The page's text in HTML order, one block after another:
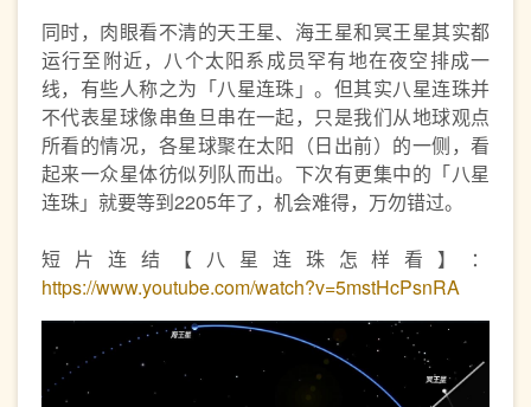
同时，肉眼看不清的天王星、海王星和冥王星其实都
运行至附近，八个太阳系成员罕有地在夜空排成一
线，有些人称之为「八星连珠」。但其实八星连珠并
不代表星球像串鱼旦串在一起，只是我们从地球观点
所看的情况，各星球聚在太阳（日出前）的一侧，看
起来一众星体彷似列队而出。下次有更集中的「八星
连珠」就要等到2205年了，机会难得，万勿错过。
短片连结【八星连珠怎样看】：
https://www.youtube.com/watch?v=5mstHcPsnRA